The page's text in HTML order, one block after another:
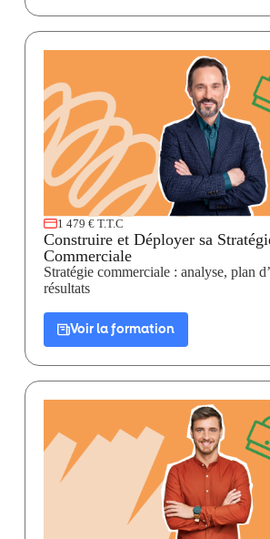
1 479 € T.T.C
Construire et Déployer sa
Commerciale
Stratégie commerciale : analyse, plan
résultats
Voir la formation